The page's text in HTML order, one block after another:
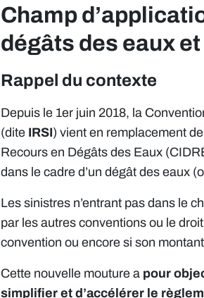
Champ
dégâts des eaux
Rappel du contexte
Depuis le 1er juin 2018, la
(dite IRSI) vient en remplacement
Recours en Dégâts des Eaux
dans le cadre d’un dégât des eaux
Les sinistres n’entrant pas dans le
par les autres conventions ou le
convention ou encore si son
Cette nouvelle mouture a pour
simplifier et d’accélérer le